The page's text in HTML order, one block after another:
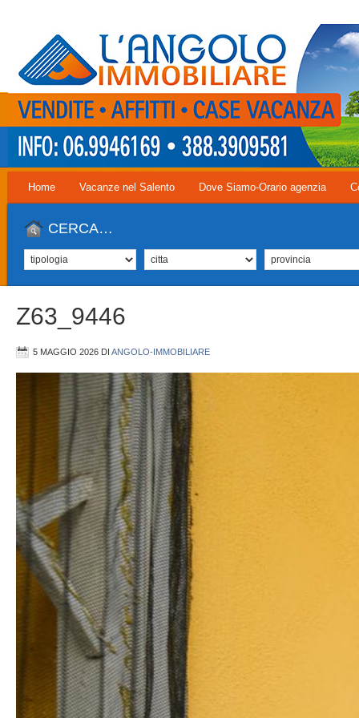
Home Vacanze nel Salento Dove Siamo-Orario agenzia
CERCA…
Z63_9446
5 MAGGIO 2026 DI ANGOLO-IMMOBILIARE